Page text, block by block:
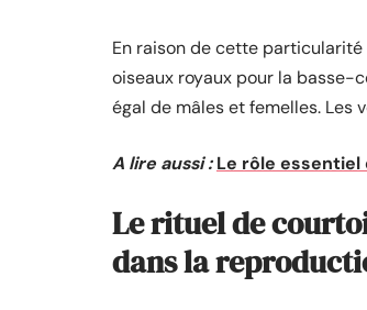
En raison de cette
oiseaux royaux pour la basse-
égal de mâles et femelles. Les
A lire aussi : Le rôle
Le rituel de
dans la